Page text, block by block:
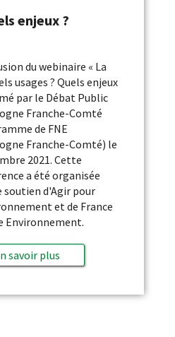
enjeux ?
du webinaire « La
usages ? Quels enjeux
par le Débat Public
Franche-Comté
de FNE
Franche-Comté) le
2021. Cette
a été organisée
soutien d'Agir pour
et de France
Environnement.
savoir plus